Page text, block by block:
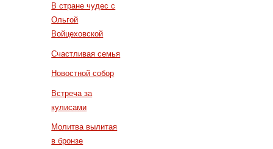
В стране чудес с
Ольгой
Войцеховской
Счастливая семья
Новостной собор
Встреча за
кулисами
Молитва вылитая
в бронзе